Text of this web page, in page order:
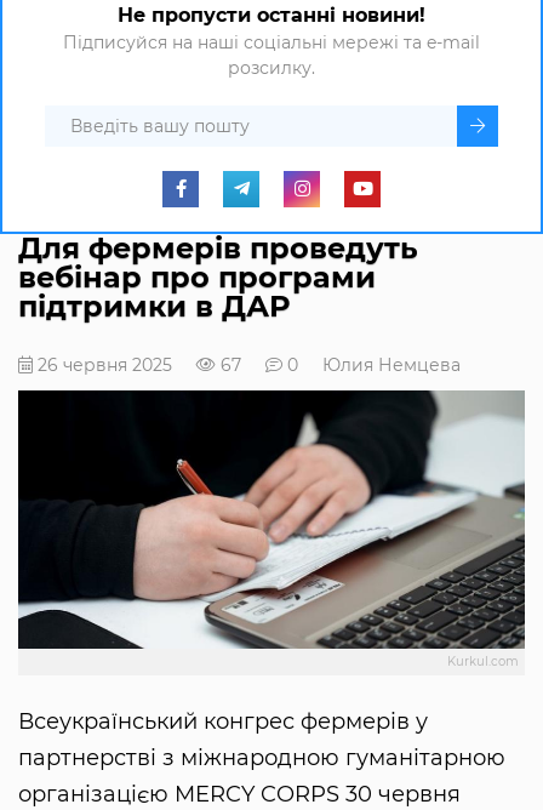
Не пропусти останні новини!
Підписуйся на наші соціальні мережі та e-mail
розсилку.
Для фермерів проведуть
вебінар про програми
підтримки в ДАР
26 червня 2025 67 0 Юлия Немцева
Kurkul.com
Всеукраїнський конгрес фермерів у
партнерстві з міжнародною гуманітарною
організацією MERCY CORPS 30 червня